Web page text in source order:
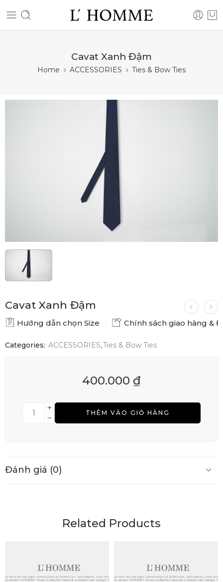
Cavat Xanh Đậm
Home ACCESSORIES Ties & Bow Ties
Cavat Xanh Đậm
Hướng dẫn chọn Size Chính sách giao hàng &
Categories: ACCESSORIES,Ties & Bow Ties
400.000 ₫
THÊM VÀO GIỎ HÀNG
Đánh giá (0)
Related Products